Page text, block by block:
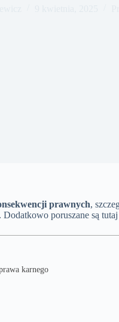
prawnych,
poruszane są
karnego